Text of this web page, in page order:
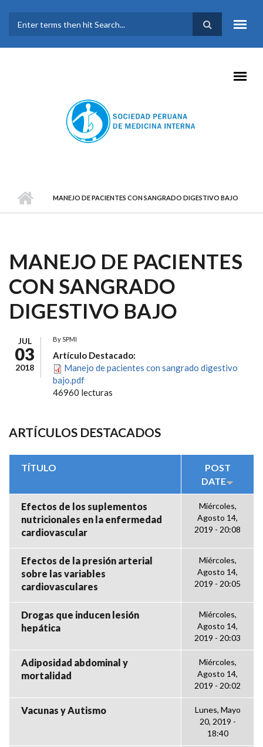
FORMULARIO DE
BÚSQUEDA
MANEJO DE PACIENTES CON SANGRADO DIGESTIVO BAJO
MANEJO DE PACIENTES
CON SANGRADO
DIGESTIVO BAJO
JUL
03
2018
BySPMI
Artículo Destacado:
Manejo de pacientes con sangrado digestivo
bajo.pdf
46960 lecturas
ARTÍCULOS DESTACADOS
TÍTULO
POST
DATE
Efectos de los suplementos
nutricionales en la enfermedad
cardiovascular
Miércoles,
Agosto 14,
2019 - 20:08
Efectos de la presión arterial
sobre las variables
cardiovasculares
Miércoles,
Agosto 14,
2019 - 20:05
Drogas que inducen lesión
hepática
Miércoles,
Agosto 14,
2019 - 20:03
Adiposidad abdominal y
mortalidad
Miércoles,
Agosto 14,
2019 - 20:02
Vacunas y Autismo
Lunes, Mayo
20, 2019 -
18:40